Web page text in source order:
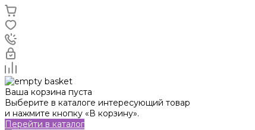
Ваша корзина пуста
Выберите в каталоге интересующий товар
и нажмите кнопку «В корзину».
Перейти в каталог